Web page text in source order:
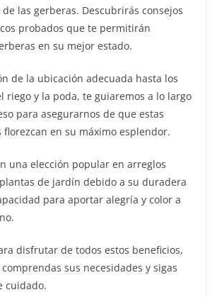
las gerberas. Descubrirás consejos
probados que te permitirán
en su mejor estado.
de la ubicación adecuada hasta los
riego y la poda, te guiaremos a lo largo
para asegurarnos de que estas
florezcan en su máximo esplendor.
una elección popular en arreglos
de jardín debido a su duradera
para aportar alegría y color a
disfrutar de todos estos beneficios,
sus necesidades y sigas
cuidado.